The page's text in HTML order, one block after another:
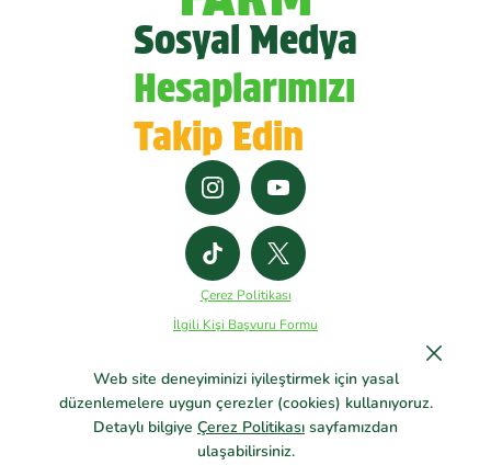
Sosyal Medya
Hesaplarımızı
Takip Edin
Çerez Politikası
İlgili Kişi Başvuru Formu
Kişisel Verilerin İşlenmesi ve Korunması Politikası
Yerleşkemizde Yer Alan Güvenlik Kameraları Hakkında
© Copyright 2026 DoyFarm. Tüm hakları saklıdır.
Web site deneyiminizi iyileştirmek için yasal
düzenlemelere uygun çerezler (cookies) kullanıyoruz.
Detaylı bilgiye Çerez Politikası sayfamızdan
ulaşabilirsiniz.